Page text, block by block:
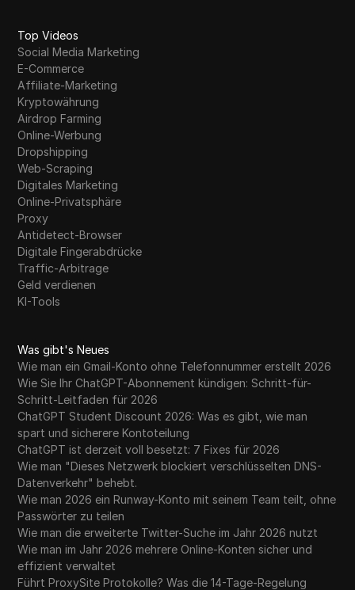
Top Videos
Social Media Marketing
E-Commerce
Affiliate-Marketing
Kryptowährung
Airdrop Farming
Online-Werbung
Dropshipping
Web-Scraping
Digitales Marketing
Online-Privatsphäre
Proxy
Antidetect-Browser
Digitale Fingerabdrücke
Traffic-Arbitrage
Geld verdienen
KI-Tools
Was gibt's Neues
Wie man ein Gmail-Konto ohne Telefonnummer erstellt 2026
Wie Sie Ihr ChatGPT-Abonnement kündigen: Schritt-für-
Schritt-Leitfaden für 2026
ChatGPT Student Discount 2026: Was es gibt, wie man
spart und sicherere Kontoteilung
ChatGPT ist derzeit voll besetzt: 7 Fixes für 2026
Wie man "Dieses Netzwerk blockiert verschlüsselten DNS-
Datenverkehr" behebt.
Wie man 2026 ein Runway-Konto mit seinem Team teilt, ohne
Passwörter zu teilen
Wie man die erweiterte Twitter-Suche im Jahr 2026 nutzt
Wie man im Jahr 2026 mehrere Online-Konten sicher und
effizient verwaltet
Führt ProxySite Protokolle? Was die 14-Tage-Regelung